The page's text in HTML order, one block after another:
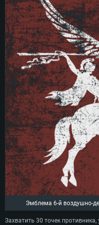
Эмблема 6-й воздушно-
Захватить 30 точек